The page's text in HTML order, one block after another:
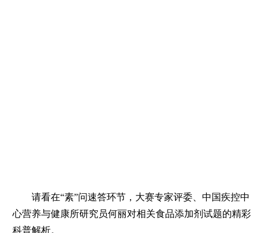
请看在“素”问速答环节，大赛专家评委、中国疾控中
心营养与健康所研究员何丽对相关食品添加剂试题的精彩
科普解析。